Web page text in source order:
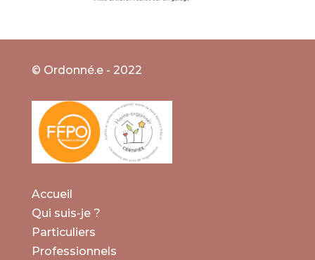
© Ordonné.e - 2022
Accueil
Qui suis-je ?
Particuliers
Professionnels